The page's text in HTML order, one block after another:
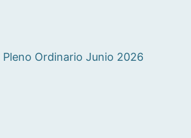
Pleno Ordinario Junio 2026